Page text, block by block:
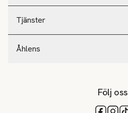
Tjänster
Åhlens
Följ oss